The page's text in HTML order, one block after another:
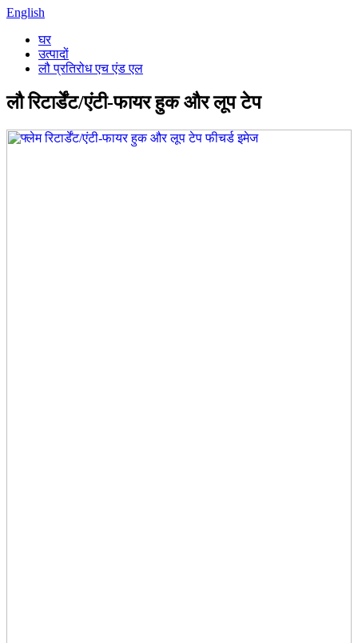
English
घर
उत्पादों
लौ प्रतिरोध एच एंड एल
लौ रिटार्डेंट/एंटी-फायर हुक और लूप टेप